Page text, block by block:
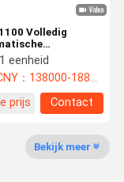
Nieuws
Volledig
1 eenheid
：138000-188000/unit
prijs
Contact
Bekijk meer